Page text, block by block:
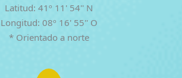
Latitud: 41º 11' 54'' N
Longitud: 08º 16' 55'' O
* Orientado a norte